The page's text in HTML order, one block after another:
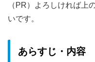
（PR）よろしければ上
いです。
あらすじ・内容